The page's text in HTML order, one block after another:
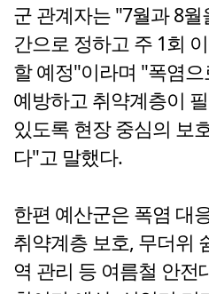
군 관계자는 "7월과 8
간으로 정하고 주 1회
할 예정"이라며 "폭염
예방하고 취약계층이
있도록 현장 중심의 보
다"고 말했다.
한편 예산군은 폭염 대
취약계층 보호, 무더위
역 관리 등 여름철 안전